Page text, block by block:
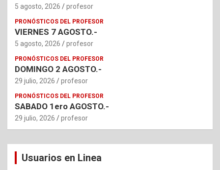
5 agosto, 2026 profesor
PRONÓSTICOS DEL PROFESOR
VIERNES 7 AGOSTO.-
5 agosto, 2026 profesor
PRONÓSTICOS DEL PROFESOR
DOMINGO 2 AGOSTO.-
29 julio, 2026 profesor
PRONÓSTICOS DEL PROFESOR
SABADO 1ero AGOSTO.-
29 julio, 2026 profesor
Usuarios en Linea